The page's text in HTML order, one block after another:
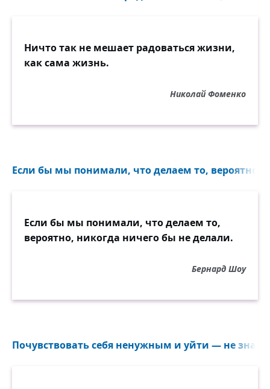
Ничто так не мешает радоваться жизни,
как сама жизнь.
Николай Фоменко
Если бы мы понимали, что делаем то, вероятно,
Если бы мы понимали, что делаем то,
вероятно, никогда ничего бы не делали.
Бернард Шоу
Почувствовать себя ненужным и уйти — не